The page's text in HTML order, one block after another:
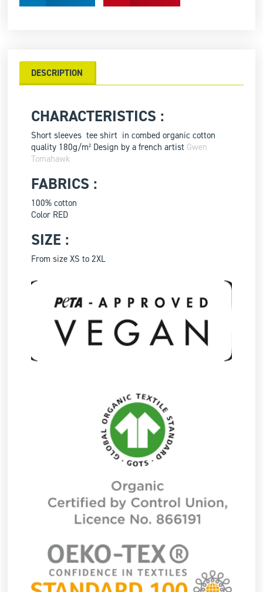
DESCRIPTION
CHARACTERISTICS :
Short sleeves tee shirt in combed organic cotton
quality 180g/m² Design by a french artist Gwen
Tomahawk
FABRICS :
100% cotton
Color RED
SIZE :
From size XS to 2XL